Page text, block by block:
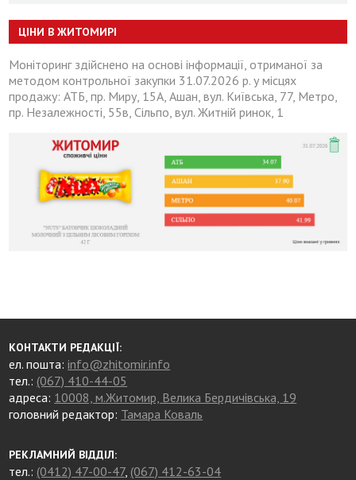
ЦІНИ В ЖИТОМИРІ
Моніторинг здійснено на основі інформації, отриманої за
методом контрольної закупки 31.07.2026 р. у місцях
продажу: АТБ, пр. Миру, 15А, Ашан, вул. Київська, 77, Метро,
пр. Незалежності, 55в, Сільпо, вул. Житній ринок, 1
КОНТАКТИ РЕДАКЦІЇ:
ел. пошта:info@zhitomir.info
тел.: (067) 410-44-05
адреса: 10008, м.Житомир, Велика Бердичівська, 19
головний редактор: Тамара Коваль
РЕКЛАМНИЙ ВІДДІЛ:
тел.: (0412) 47-00-47, (067) 412-63-04